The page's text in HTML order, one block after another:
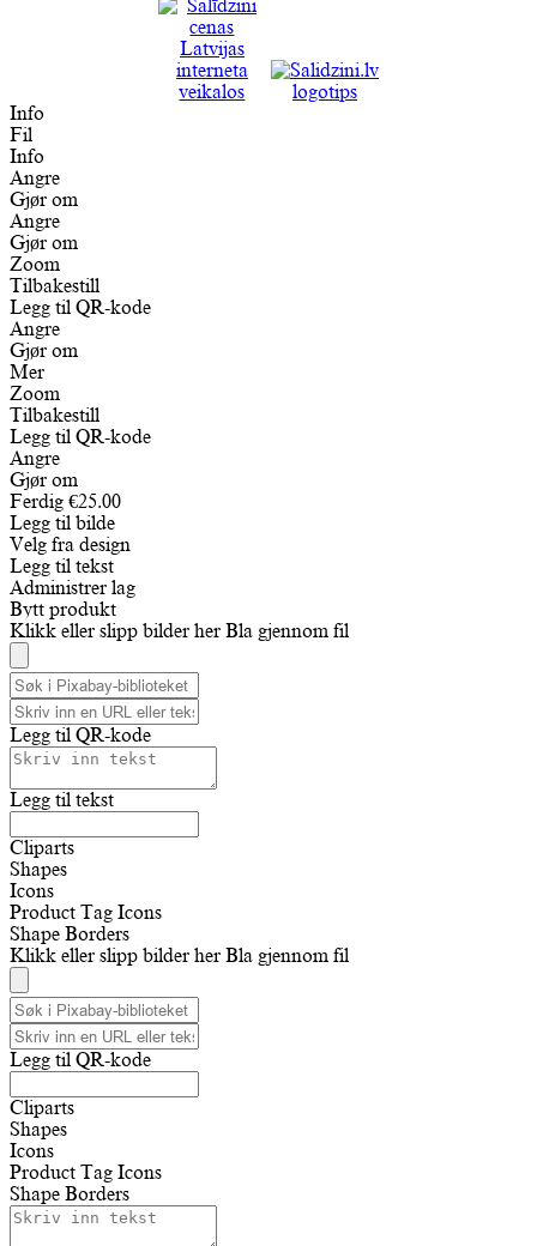
Info
Fil
Info
Angre
Gjør om
Angre
Gjør om
Zoom
Tilbakestill
Legg til QR-kode
Angre
Gjør om
Mer
Zoom
Tilbakestill
Legg til QR-kode
Angre
Gjør om
Ferdig €25.00
Legg til bilde
Velg fra design
Legg til tekst
Administrer lag
Bytt produkt
Klikk eller slipp bilder her Bla gjennom fil
Legg til QR-kode
Legg til tekst
Cliparts
Shapes
Icons
Product Tag Icons
Shape Borders
Klikk eller slipp bilder her Bla gjennom fil
Legg til QR-kode
Cliparts
Shapes
Icons
Product Tag Icons
Shape Borders